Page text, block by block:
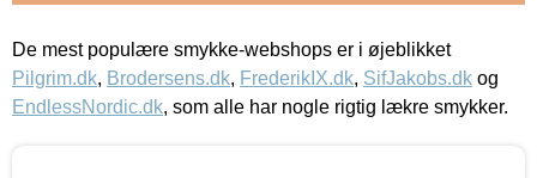
De mest populære smykke-webshops er i øjeblikket
Pilgrim.dk, Brodersens.dk, FrederikIX.dk, SifJakobs.dk og
EndlessNordic.dk, som alle har nogle rigtig lækre smykker.